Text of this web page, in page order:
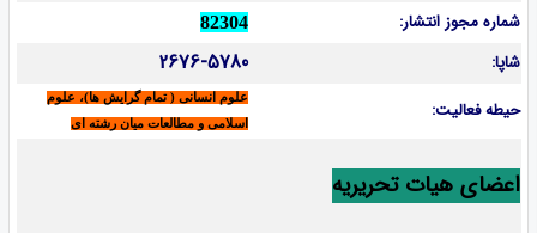
شماره مجوز انتشار:
82304
شاپا: 2676-5780
حیطه فعالیت:
علوم انسانی ( تمام گرایش ها)، علوم
اسلامی و مطالعات میان رشته ای
اعضای هیات تحریریه